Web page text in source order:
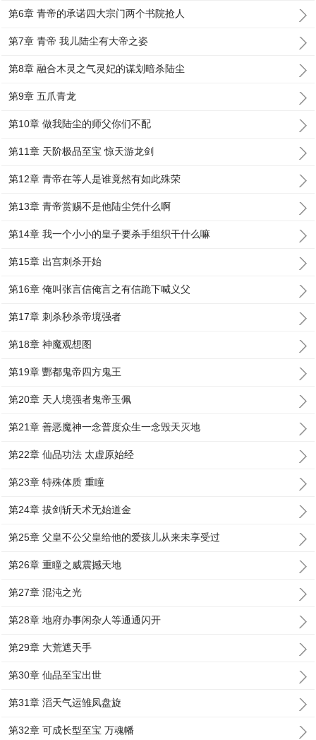
第6章 青帝的承诺四大宗门两个书院抢人
第7章 青帝 我儿陆尘有大帝之姿
第8章 融合木灵之气灵妃的谋划暗杀陆尘
第9章 五爪青龙
第10章 做我陆尘的师父你们不配
第11章 天阶极品至宝 惊天游龙剑
第12章 青帝在等人是谁竟然有如此殊荣
第13章 青帝赏赐不是他陆尘凭什么啊
第14章 我一个小小的皇子要杀手组织干什么嘛
第15章 出宫刺杀开始
第16章 俺叫张言信俺言之有信跪下喊义父
第17章 刺杀秒杀帝境强者
第18章 神魔观想图
第19章 酆都鬼帝四方鬼王
第20章 天人境强者鬼帝玉佩
第21章 善恶魔神一念普度众生一念毁天灭地
第22章 仙品功法 太虚原始经
第23章 特殊体质 重瞳
第24章 拔剑斩天术无始道金
第25章 父皇不公父皇给他的爱孩儿从来未享受过
第26章 重瞳之威震撼天地
第27章 混沌之光
第28章 地府办事闲杂人等通通闪开
第29章 大荒遮天手
第30章 仙品至宝出世
第31章 滔天气运雏凤盘旋
第32章 可成长型至宝 万魂幡